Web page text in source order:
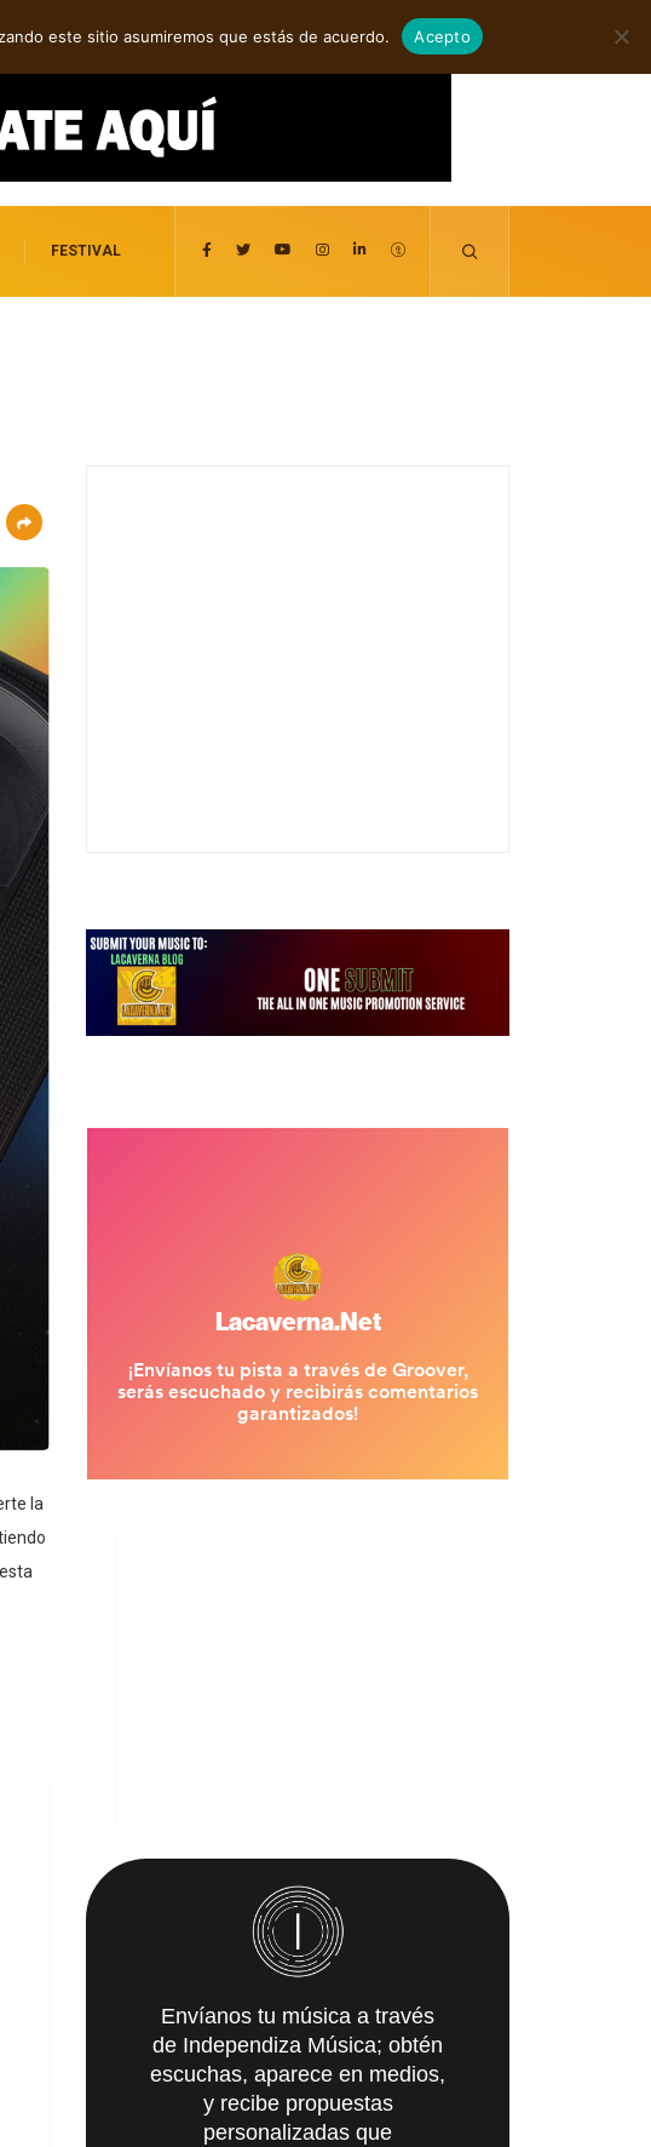
agosto 7, 2026
FESTIVAL
la
Envíanos tu música a través
de Independiza Música; obtén
escuchas, aparece en medios,
y recibe propuestas
personalizadas que
este sitio asumiremos que estás de acuerdo. Acepto